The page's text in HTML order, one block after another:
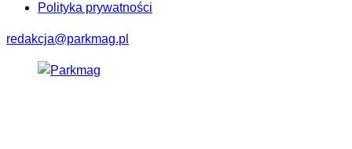
Polityka prywatności
redakcja@parkmag.pl